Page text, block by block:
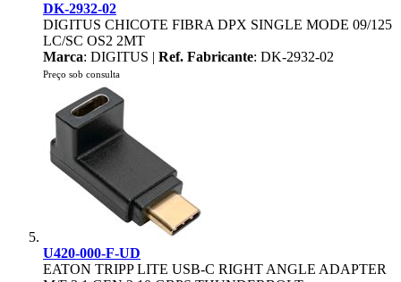
DK-2932-02
DIGITUS CHICOTE FIBRA DPX SINGLE MODE 09/125
LC/SC OS2 2MT
Marca: DIGITUS | Ref. Fabricante: DK-2932-02
Preço sob consulta
U420-000-F-UD
EATON TRIPP LITE USB-C RIGHT ANGLE ADAPTER